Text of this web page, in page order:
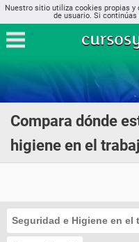
Nuestro sitio utiliza cookies propias y
de usuario. Si continúas
Compara dónde
higiene en el
Seguridad e Higiene en el